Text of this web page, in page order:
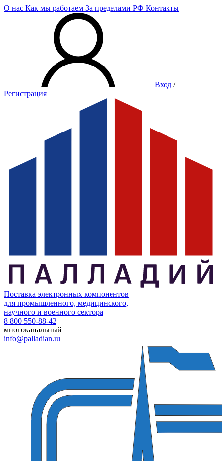
О нас Как мы работаем За пределами РФ Контакты
Вход /
Регистрация
Поставка электронных компонентов
для промышленного, медицинского,
научного и военного сектора
8 800 550-88-42
многоканальный
info@palladian.ru